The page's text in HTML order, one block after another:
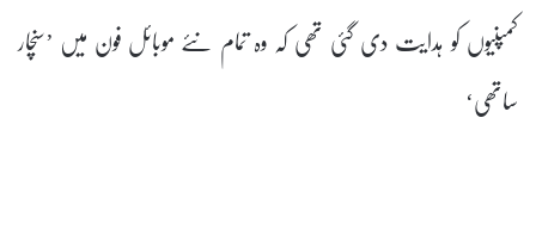
کمپنیوں کو ہدایت دی گئی تھی کہ وہ تمام نئے موبائل فون میں ’سنچار
ساتھی‘